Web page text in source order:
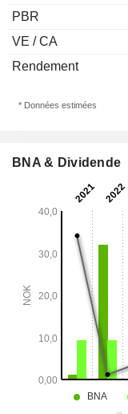
PBR
VE / CA
Rendement
* Données estimées
BNA & Dividende